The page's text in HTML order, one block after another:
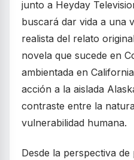
junto a Heyday
buscará dar vida a una
realista del relato
novela que sucede en
ambientada en
acción a la aislada
contraste entre la
vulnerabilidad humana.
Desde la perspectiva